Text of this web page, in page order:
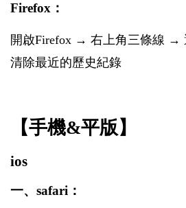
Firefox：
開啟Firefox → 右上角三條線
清除最近的歷史紀錄
【手機&平版】
ios
一、safari：